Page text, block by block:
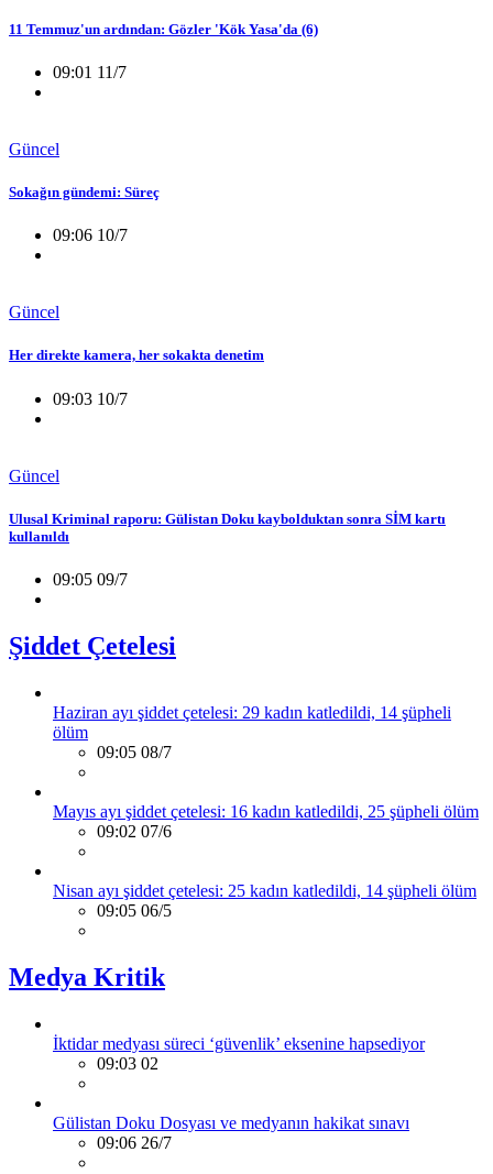
11 Temmuz'un ardından: Gözler 'Kök Yasa'da (6)
09:01 11/7
Güncel
Sokağın gündemi: Süreç
09:06 10/7
Güncel
Her direkte kamera, her sokakta denetim
09:03 10/7
Güncel
Ulusal Kriminal raporu: Gülistan Doku kaybolduktan sonra SİM kartı
kullanıldı
09:05 09/7
Şiddet Çetelesi
Haziran ayı şiddet çetelesi: 29 kadın katledildi, 14 şüpheli
ölüm
09:05 08/7
Mayıs ayı şiddet çetelesi: 16 kadın katledildi, 25 şüpheli ölüm
09:02 07/6
Nisan ayı şiddet çetelesi: 25 kadın katledildi, 14 şüpheli ölüm
09:05 06/5
Medya Kritik
İktidar medyası süreci ‘güvenlik’ eksenine hapsediyor
09:03 02
Gülistan Doku Dosyası ve medyanın hakikat sınavı
09:06 26/7